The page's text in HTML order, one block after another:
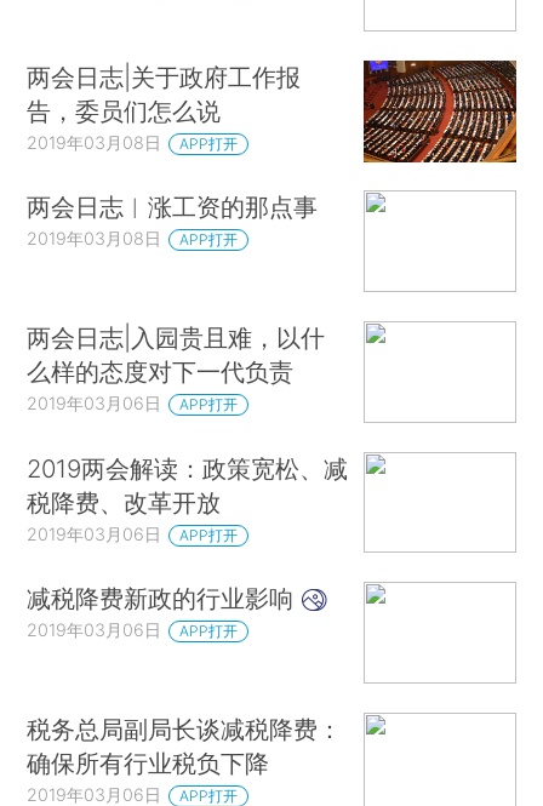
两会日志|关于政府工作报
告，委员们怎么说
2019年03月08日 APP打开
两会日志︱涨工资的那点事
2019年03月08日 APP打开
两会日志|入园贵且难，以什
么样的态度对下一代负责
2019年03月06日 APP打开
2019两会解读：政策宽松、减
税降费、改革开放
2019年03月06日 APP打开
减税降费新政的行业影响
2019年03月06日 APP打开
税务总局副局长谈减税降费：
确保所有行业税负下降
2019年03月06日 APP打开